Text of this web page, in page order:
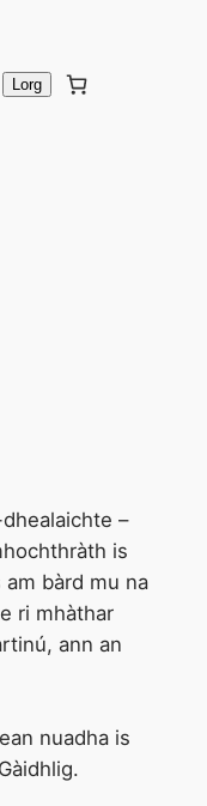
Lorg
–
is
bàrd mu na
ri mhàthar
ann an
nuadha is